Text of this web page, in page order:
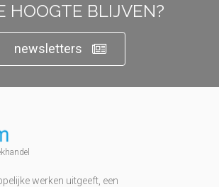
HOOGTE BLIJVEN?
newsletters
werken uitgeeft, een